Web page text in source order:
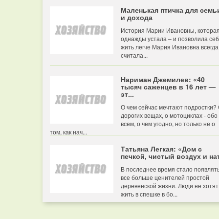
Маленькая птичка для
и дохода
История Марии Ивановны, которая
однажды устала – и позволила
жить легче Мария Ивановна всегда
считала...
Нариман Джемилев: «40
тысяч саженцев в 16 лет —
эт...
О чем сейчас мечтают подростки?
дорогих вещах, о мотоциклах - обо
всем, о чем угодно, но только не о
том, как нач...
Татьяна Легкая: «Дом с
печкой, чистый воздух и
В последнее время стало
все больше ценителей простой
деревенской жизни. Люди не хотят
жить в спешке в бо...